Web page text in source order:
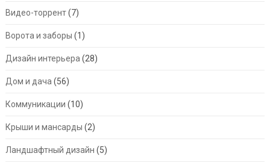
Видео-торрент(7)
Ворота и заборы (1)
Дизайн интерьера (28)
Дом и дача (56)
Коммуникации (10)
Крыши и мансарды (2)
Ландшафтный дизайн (5)